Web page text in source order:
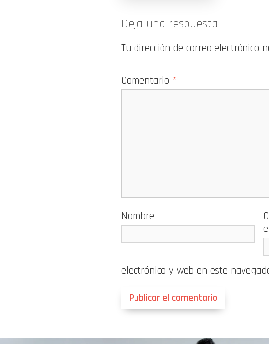
Deja una respuesta
Tu dirección de correo electrónico
Comentario *
Nombre
electrónico y web en este